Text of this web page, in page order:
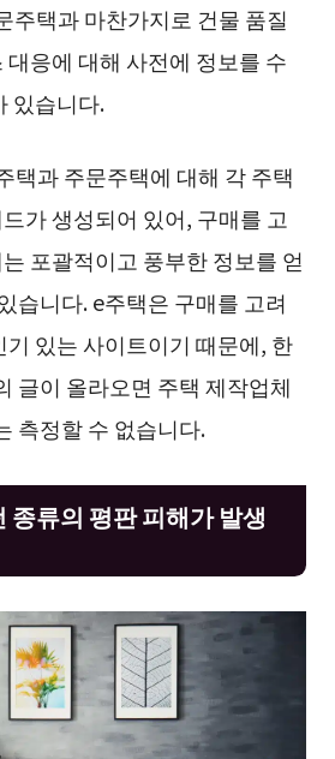
주택과 마찬가지로 건물 품질
응에 대해 사전에 정보를 수
있습니다.
택과 주문주택에 대해 각 주택
가 생성되어 있어, 구매를 고
포괄적이고 풍부한 정보를 얻
습니다. e주택은 구매를 고려
있는 사이트이기 때문에, 한
글이 올라오면 주택 제작업체
측정할 수 없습니다.
종류의 평판 피해가 발생